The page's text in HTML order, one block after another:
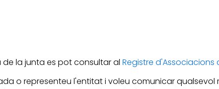
la junta es pot consultar al Registre
o representeu l'entitat i voleu comunicar